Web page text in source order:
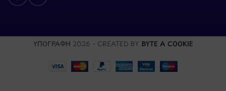
ΥΠΟΓΡΑΦΗ 2026 - CREATED BY BYTE A COOKIE